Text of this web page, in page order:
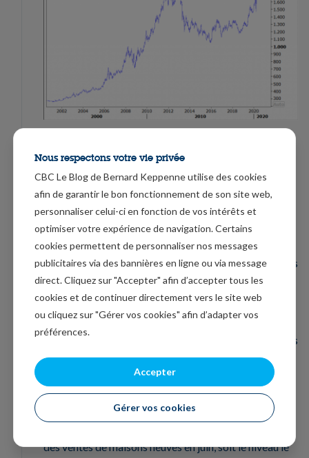
D’abord sur la mise en place d’un plan de relance ou de
sauvetage alors qu’une série de mesures arrive à
échéance à la fin de cette semaine, dont le fameux
chèque de 600 dollars par semaine.
Les démocrates ont proposé un plan de 3.000 milliards
de dollars qui permettrait de maintenir ce chèque
jusqu’à la fin 2020. Alors que de leur côté, les
républicains parlent d’un plan de 1.000 milliards de
dollars pour prolonger les mesures d’aide aux ménages
et aux entreprises, mais en reportant à plus tard les
D’un autre côté, le marché immobilier continue de se
des ventes de maisons neuves en juin, soit le niveau le
Nous respectons votre vie privée
CBC Le Blog de Bernard Keppenne utilise des cookies
afin de garantir le bon fonctionnement de son site web,
personnaliser celui-ci en fonction de vos intérêts et
optimiser votre expérience de navigation. Certains
cookies permettent de personnaliser nos messages
publicitaires via des bannières en ligne ou via message
direct. Cliquez sur "Accepter" afin d’accepter tous les
cookies et de continuer directement vers le site web
ou cliquez sur "Gérer vos cookies" afin d’adapter vos
préférences.
Accepter
Gérer vos cookies